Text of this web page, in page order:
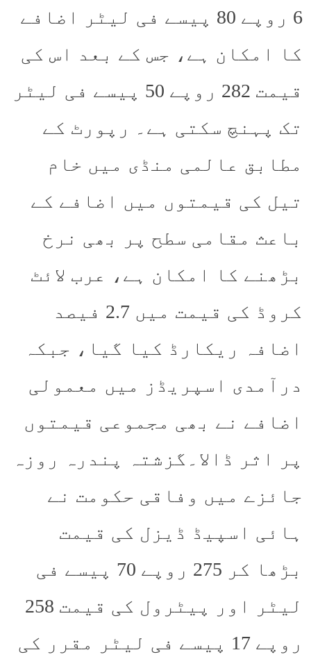
6 روپے 80 پیسے فی لیٹر اضافے
کا امکان ہے، جس کے بعد اس کی
قیمت 282 روپے 50 پیسے فی لیٹر
تک پہنچ سکتی ہے۔ رپورٹ کے
مطابق عالمی منڈی میں خام
تیل کی قیمتوں میں اضافے کے
باعث مقامی سطح پر بھی نرخ
بڑھنے کا امکان ہے، عرب لائٹ
کروڈ کی قیمت میں 2.7 فیصد
اضافہ ریکارڈ کیا گیا، جبکہ
درآمدی اسپریڈز میں معمولی
اضافے نے بھی مجموعی قیمتوں
پر اثر ڈالا۔گزشتہ پندرہ روزہ
جائزے میں وفاقی حکومت نے
ہائی اسپیڈ ڈیزل کی قیمت
بڑھا کر 275 روپے 70 پیسے فی
لیٹر اور پیٹرول کی قیمت 258
روپے 17 پیسے فی لیٹر مقرر کی